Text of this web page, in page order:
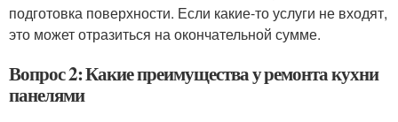
подготовка поверхности. Если какие-то услуги не входят,
это может отразиться на окончательной сумме.
Вопрос 2: Какие преимущества у ремонта кухни
панелями